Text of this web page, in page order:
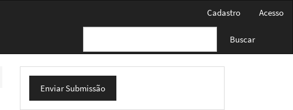
Cadastro Acesso
Buscar
Enviar
Submissão
Enviar Submissão